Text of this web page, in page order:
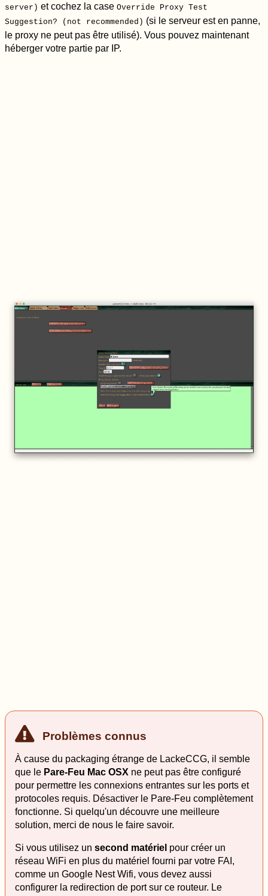
server) et cochez la case Override Proxy Test
Suggestion? (not recommended) (si le serveur est en panne,
le proxy ne peut pas être utilisé). Vous pouvez maintenant
héberger votre partie par IP.
Problèmes connus
À cause du packaging étrange de LackeCCG, il semble
que le Pare-Feu Mac OSX ne peut pas être configuré
pour permettre les connexions entrantes sur les ports et
protocoles requis. Désactiver le Pare-Feu complètement
fonctionne. Si quelqu'un découvre une meilleure
solution, merci de nous le faire savoir.
Si vous utilisez un second matériel pour créer un
réseau WiFi en plus du matériel fourni par votre FAI,
comme un Google Nest Wifi, vous devez aussi
configurer la redirection de port sur ce routeur. Le